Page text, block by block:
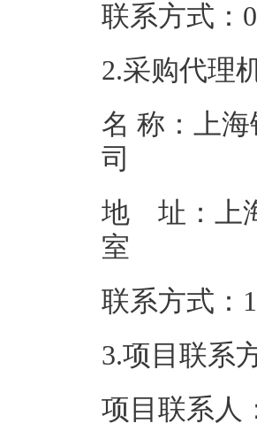
联系方
2.采购代理
名 称：上
地 址：上
联系
3.项目联系
项目联系人